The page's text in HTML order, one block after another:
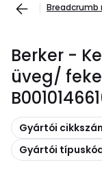
Berker -
üveg/
Másolás
Gyártói
Másolás
Gyártói típuskód